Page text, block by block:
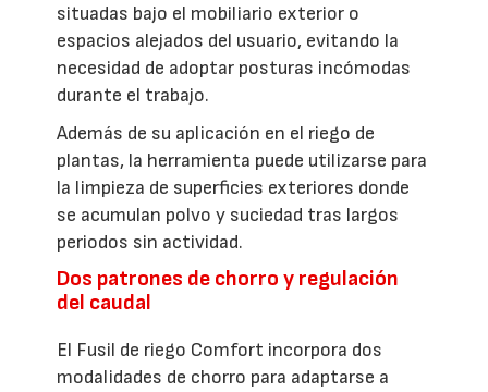
situadas bajo el mobiliario exterior o
espacios alejados del usuario, evitando la
necesidad de adoptar posturas incómodas
durante el trabajo.
Además de su aplicación en el riego de
plantas, la herramienta puede utilizarse para
la limpieza de superficies exteriores donde
se acumulan polvo y suciedad tras largos
periodos sin actividad.
Dos patrones de chorro y regulación
del caudal
El Fusil de riego Comfort incorpora dos
modalidades de chorro para adaptarse a